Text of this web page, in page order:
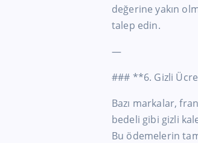
değerine yakın
talep edin.
—
### **6. Gizli
Bazı markalar,
bedeli gibi gizli
Bu ödemelerin